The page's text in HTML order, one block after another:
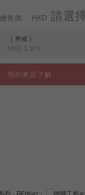
總售價 HKD 請選
男戒
HKD 3,375
規格
男戒
預約來店了解